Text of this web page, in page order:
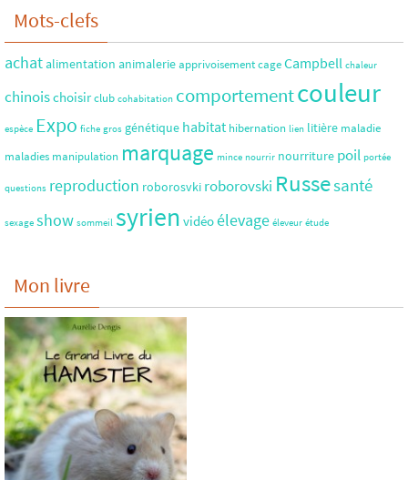
Mots-clefs
achatalimentation animalerieapprivoisementcageCampbell chaleur
chinoischoisirclub cohabitation comportementcouleur
espèce Expo fiche gros génétique habitat hibernation lien litière maladie
maladies manipulation marquage mince nourrir nourriture poil portée
questions reproduction roborosvki roborovski Russesanté
sexage show sommeil syrien vidéoélevage éleveur étude
Mon livre